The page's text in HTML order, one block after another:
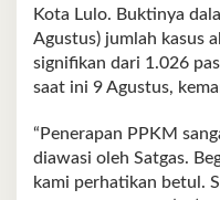
Kota Lulo. Buktinya
Agustus) jumlah kasus
signifikan dari 1.026
saat ini 9 Agustus,
“Penerapan PPKM
diawasi oleh Satgas.
kami perhatikan betul.